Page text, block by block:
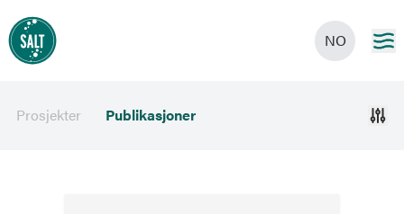
NO
Prosjekter Publikasjoner